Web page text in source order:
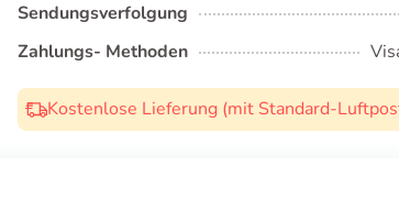
Sendungsverfolgung
Zahlungs- Methoden
Kostenlose Lieferung (mit Standard-